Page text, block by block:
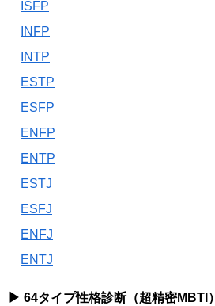
ISFP
INFP
INTP
ESTP
ESFP
ENFP
ENTP
ESTJ
ESFJ
ENFJ
ENTJ
▶ 64タイプ性格診断（超精密MBTI）